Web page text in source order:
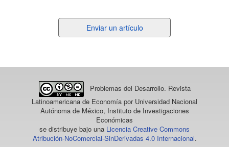
un
Enviar un artículo
Problemas del Desarrollo. Revista
Latinoamericana de Economía por Universidad Nacional
Autónoma de México, Instituto de Investigaciones
Económicas
se distribuye bajo una Licencia Creative Commons
Atribución-NoComercial-SinDerivadas 4.0 Internacional.